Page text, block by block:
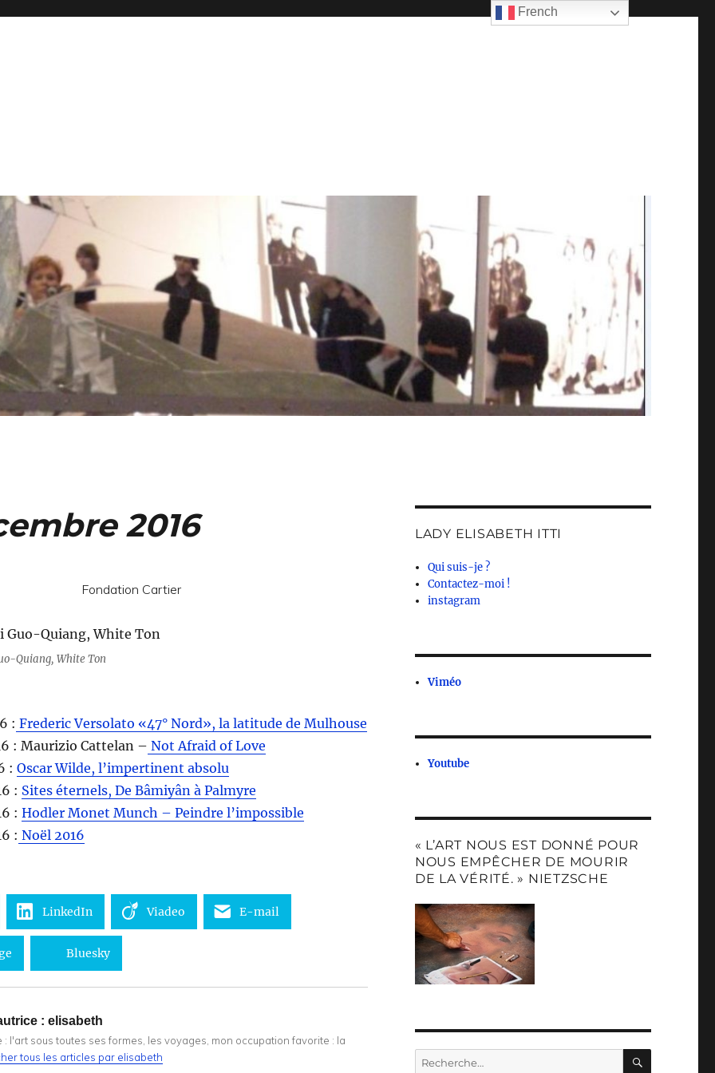
2016
Fondation Cartier
Quiang, White Ton
: Frederic Versolato «47° Nord», la latitude de Mulhouse
: Maurizio Cattelan – Not Afraid of Love
: Oscar Wilde, l’impertinent absolu
: Sites éternels, De Bâmiyân à Palmyre
: Hodler Monet Munch – Peindre l’impossible
: Noël 2016
LinkedIn Viadeo E-mail
Bluesky
: elisabeth
: l'art sous toutes ses formes, les voyages, mon occupation favorite : la
tous les articles par elisabeth
LADY ELISABETH ITTI
Qui suis-je ?
Contactez-moi !
instagram
Viméo
Youtube
« L’ART NOUS EST DONNÉ POUR
NOUS EMPÊCHER DE MOURIR
DE LA VÉRITÉ. » NIETZSCHE
Recherche
French